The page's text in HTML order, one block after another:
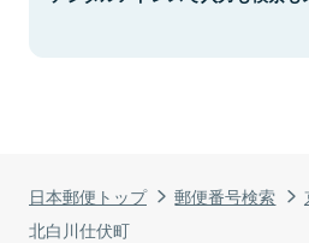
日本郵便トップ 郵便番号検索
北白川仕伏町